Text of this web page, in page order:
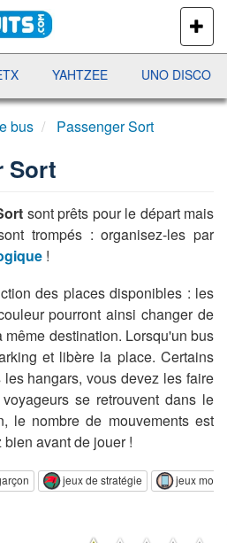
PLUS
DE
JEUX
YAHTZEE UNO DISCO
bus Passenger Sort
Sort
sont prêts pour le départ mais
trompés : organisez-les par
!
des places disponibles : les
pourront ainsi changer de
destination. Lorsqu'un bus
et libère la place. Certains
hangars, vous devez les faire
se retrouvent dans le
le nombre de mouvements est
avant de jouer !
jeux de stratégie jeux